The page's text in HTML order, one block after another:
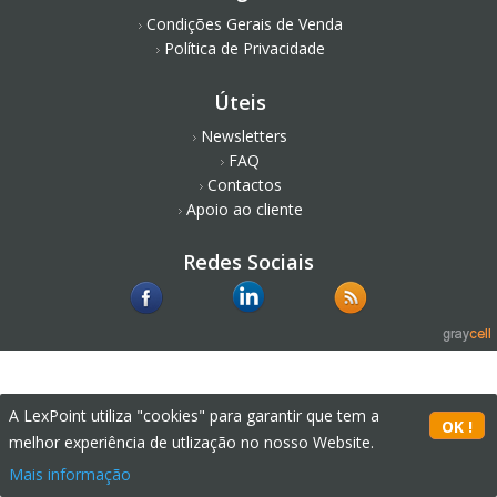
Condições Gerais de Venda
Política de Privacidade
Úteis
Newsletters
FAQ
Contactos
Apoio ao cliente
Redes Sociais
A LexPoint utiliza "cookies" para garantir que tem a
melhor experiência de utlização no nosso Website.
Mais informação